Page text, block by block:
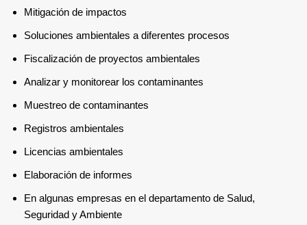
Mitigación de impactos
Soluciones ambientales a diferentes procesos
Fiscalización de proyectos ambientales
Analizar y monitorear los contaminantes
Muestreo de contaminantes
Registros ambientales
Licencias ambientales
Elaboración de informes
En algunas empresas en el departamento de Salud,
Seguridad y Ambiente